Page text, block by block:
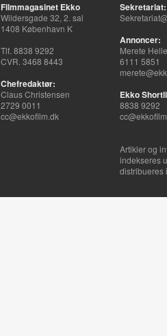
Filmmagasinet Ekko
Wildersgade 32, 2. sal
1408 København K
Tlf. 8838 9292
CVR. 3468 8443
Chefredaktør:
Claus Christensen
2729 0011
cc@ekkofilm.dk
Sekretariat:
Annoncer:
Merete
6111 5851
Ekko
8838 9292
Artikler og
indekseres
distribueres